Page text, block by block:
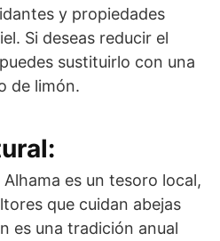
y propiedades
Si deseas reducir el
sustituirlo con una
de limón.
es un tesoro local,
que cuidan abejas
es una tradición anual